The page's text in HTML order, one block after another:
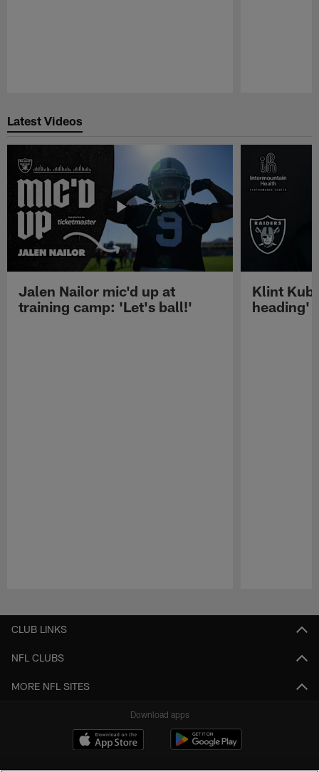
Latest Videos
Jalen Nailor mic'd up at
training camp: 'Let's ball!'
Klint
heading'
CLUB LINKS
NFL CLUBS
MORE NFL SITES
Download apps